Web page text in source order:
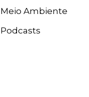
Meio Ambiente
Podcasts